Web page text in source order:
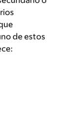
de estos